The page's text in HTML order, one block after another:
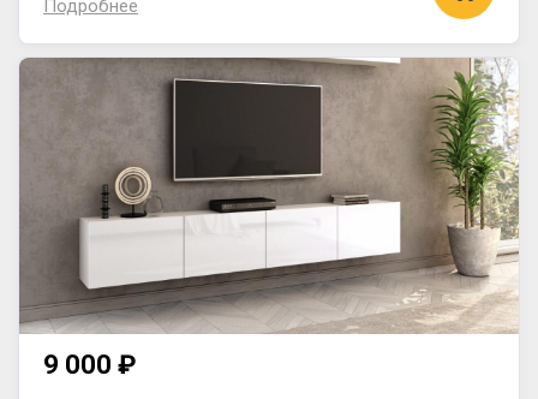
Подробнее
9 000 ₽